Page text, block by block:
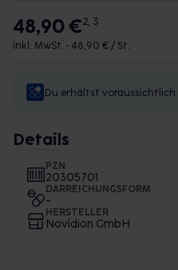
48,90 €2, 3
inkl. MwSt. • 48,90 € / St.
Du erhältst voraussichtlich
Details
PZN
20305701
DARREICHUNGSFORM
-
HERSTELLER
Novidion GmbH